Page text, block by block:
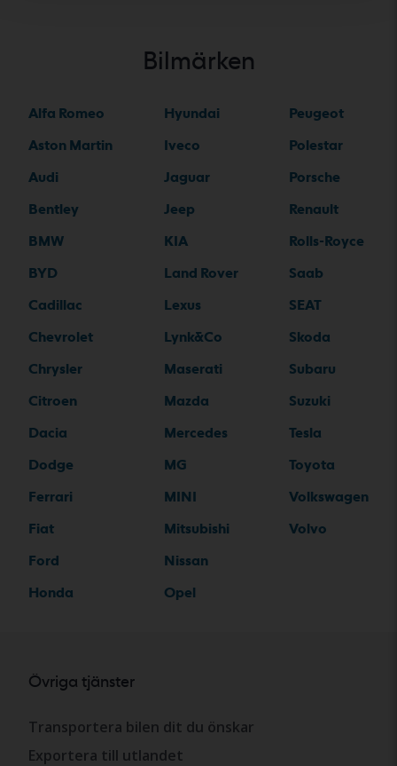
Bilmärken
Alfa Romeo
Aston Martin
Audi
Bentley
BMW
BYD
Cadillac
Chevrolet
Chrysler
Citroen
Dacia
Dodge
Ferrari
Fiat
Ford
Honda
Hyundai
Iveco
Jaguar
Jeep
KIA
Land Rover
Lexus
Lynk&Co
Maserati
Mazda
Mercedes
MG
MINI
Mitsubishi
Nissan
Opel
Peugeot
Polestar
Porsche
Renault
Rolls-Royce
Saab
SEAT
Skoda
Subaru
Suzuki
Tesla
Toyota
Volkswagen
Volvo
Övriga tjänster
Transportera bilen dit du önskar
Exportera till utlandet